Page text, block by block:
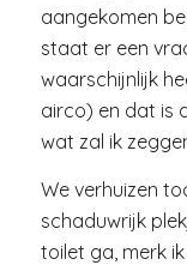
aangekomen
staat er een
waarschijnlijk
airco) en dat is
wat zal ik
We verhuizen
schaduwrijk
toilet ga, merk